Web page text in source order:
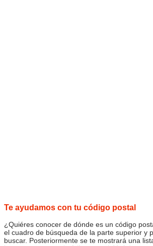
Te ayudamos con tu código postal
¿Quiéres conocer de dónde es un código
el cuadro de búsqueda de la parte superior y
buscar. Posteriormente se te mostrará una